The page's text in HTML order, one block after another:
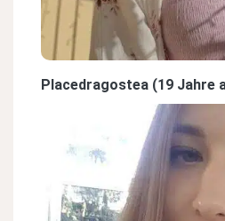
Placedragostea (19 Jahre